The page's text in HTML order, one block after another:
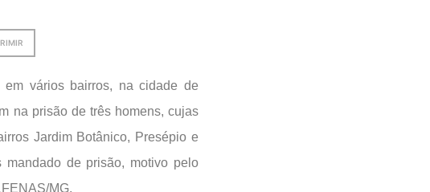
vários bairros, na cidade de
na prisão de três homens, cujas
Jardim Botânico, Presépio e
mandado de prisão, motivo pelo
MG.